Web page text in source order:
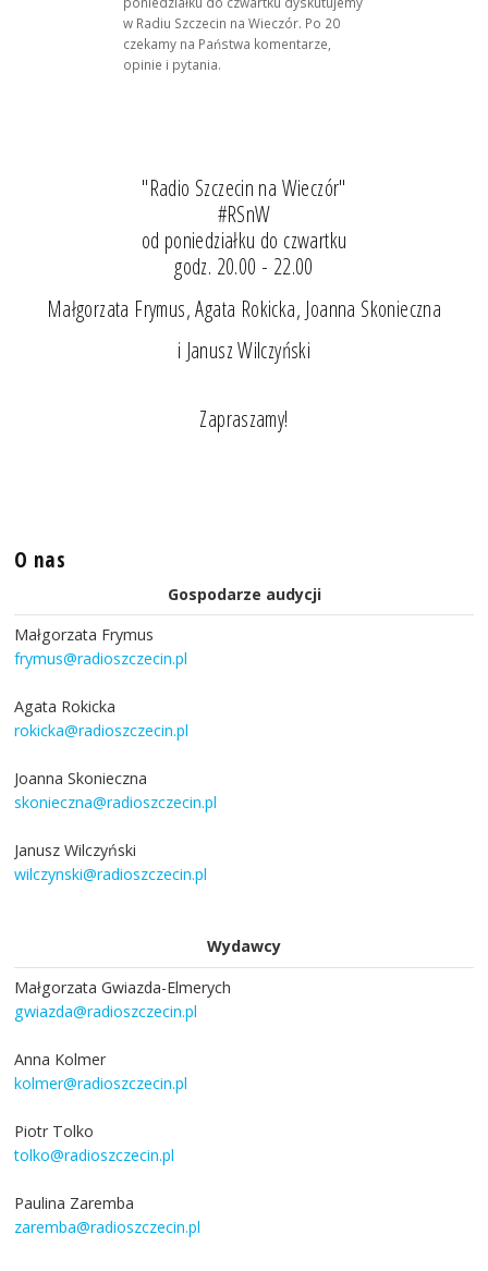
w Radiu Szczecin na Wieczór. Po 20
czekamy na Państwa komentarze,
opinie i pytania.
"Radio Szczecin na Wieczór"
#RSnW
od poniedziałku do czwartku
godz. 20.00 - 22.00
Małgorzata Frymus, Agata Rokicka, Joanna Skonieczna
i Janusz Wilczyński
Zapraszamy!
O nas
Gospodarze audycji
Małgorzata Frymus
frymus@radioszczecin.pl
Agata Rokicka
rokicka@radioszczecin.pl
Joanna Skonieczna
skonieczna@radioszczecin.pl
Janusz Wilczyński
wilczynski@radioszczecin.pl
Wydawcy
Małgorzata Gwiazda-Elmerych
gwiazda@radioszczecin.pl
Anna Kolmer
kolmer@radioszczecin.pl
Piotr Tolko
tolko@radioszczecin.pl
Paulina Zaremba
zaremba@radioszczecin.pl